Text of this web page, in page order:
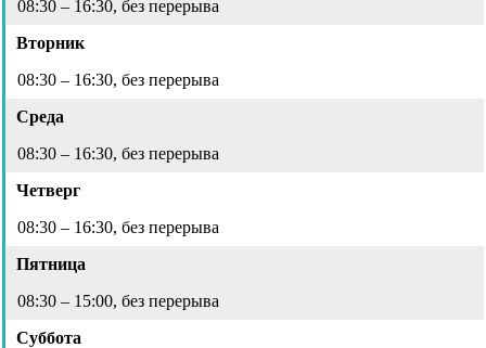
08:30 – 16:30, без перерыва
Вторник
08:30 – 16:30, без перерыва
Среда
08:30 – 16:30, без перерыва
Четверг
08:30 – 16:30, без перерыва
Пятница
08:30 – 15:00, без перерыва
Суббота